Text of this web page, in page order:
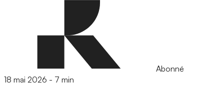
Abonné
18 mai 2026 - 7 min